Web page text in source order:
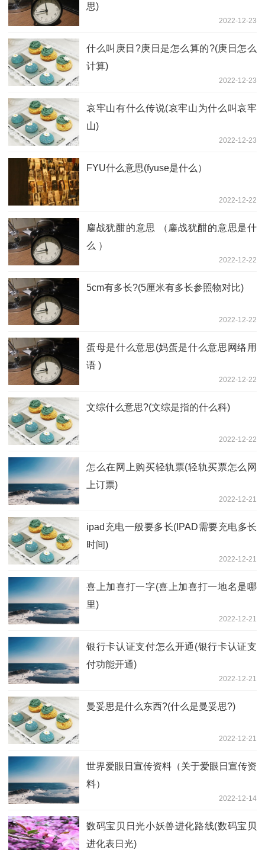
思)
2022-12-23
什么叫庚日?庚日是怎么算的?(庚日怎么
计算)
2022-12-23
哀牢山有什么传说(哀牢山为什么叫哀牢
山)
2022-12-23
FYU什么意思(fyuse是什么）
2022-12-22
鏖战犹酣的意思 （鏖战犹酣的意思是什
么 ）
2022-12-22
5cm有多长?(5厘米有多长参照物对比)
2022-12-22
蛋母是什么意思(妈蛋是什么意思网络用
语 )
2022-12-22
文综什么意思?(文综是指的什么科)
2022-12-22
怎么在网上购买轻轨票(轻轨买票怎么网
上订票)
2022-12-21
ipad充电一般要多长(IPAD需要充电多长
时间)
2022-12-21
喜上加喜打一字(喜上加喜打一地名是哪
里)
2022-12-21
银行卡认证支付怎么开通(银行卡认证支
付功能开通)
2022-12-21
曼妥思是什么东西?(什么是曼妥思?)
2022-12-21
世界爱眼日宣传资料（关于爱眼日宣传资
料）
2022-12-14
数码宝贝日光小妖兽进化路线(数码宝贝
进化表日光)